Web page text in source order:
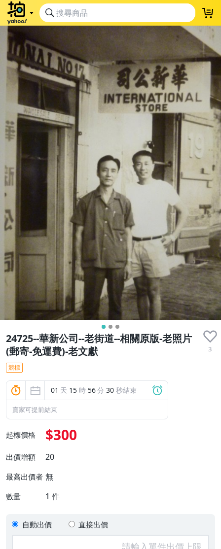
24725--華新公司--老街道--相關原版-老照片
(郵寄-免運費)-老文獻
3
競標
01 天 15 時 56分 28 秒結束
賣家可提前結束
起標價格 $300
出價增額 20
最高出價者 無
數量 1 件
自動出價 直接出價